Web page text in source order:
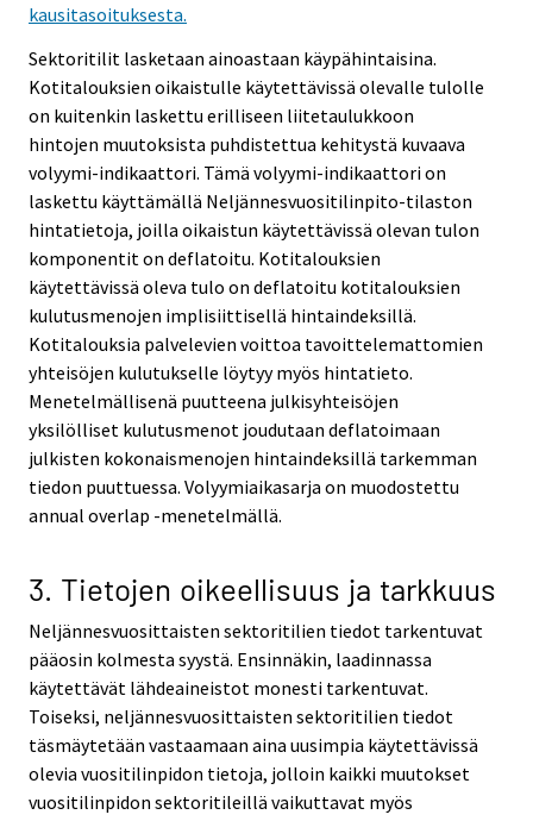
kausitasoituksesta.
Sektoritilit lasketaan ainoastaan käypähintaisina.
Kotitalouksien oikaistulle käytettävissä olevalle tulolle
on kuitenkin laskettu erilliseen liitetaulukkoon
hintojen muutoksista puhdistettua kehitystä kuvaava
volyymi-indikaattori. Tämä volyymi-indikaattori on
laskettu käyttämällä Neljännesvuositilinpito-tilaston
hintatietoja, joilla oikaistun käytettävissä olevan tulon
komponentit on deflatoitu. Kotitalouksien
käytettävissä oleva tulo on deflatoitu kotitalouksien
kulutusmenojen implisiittisellä hintaindeksillä.
Kotitalouksia palvelevien voittoa tavoittelemattomien
yhteisöjen kulutukselle löytyy myös hintatieto.
Menetelmällisenä puutteena julkisyhteisöjen
yksilölliset kulutusmenot joudutaan deflatoimaan
julkisten kokonaismenojen hintaindeksillä tarkemman
tiedon puuttuessa. Volyymiaikasarja on muodostettu
annual overlap -menetelmällä.
3. Tietojen oikeellisuus ja tarkkuus
Neljännesvuosittaisten sektoritilien tiedot tarkentuvat
pääosin kolmesta syystä. Ensinnäkin, laadinnassa
käytettävät lähdeaineistot monesti tarkentuvat.
Toiseksi, neljännesvuosittaisten sektoritilien tiedot
täsmäytetään vastaamaan aina uusimpia käytettävissä
olevia vuositilinpidon tietoja, jolloin kaikki muutokset
vuositilinpidon sektoritileillä vaikuttavat myös